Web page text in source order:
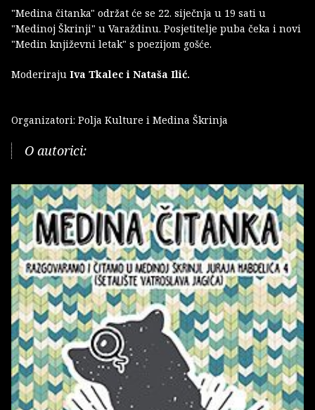
"Medina čitanka" održat će se 22. siječnja u 19 sati u
"Medinoj Škrinji" u Varaždinu. Posjetitelje puba čeka i novi
"Medin književni letak" s poezijom gošće.
Moderiraju Iva Tkalec i Nataša Ilić.
Organizatori: Polja Kulture i Medina Škrinja
O autorici: